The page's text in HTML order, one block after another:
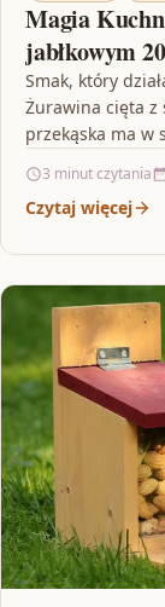
Magia
jabłkowym
Smak, który
Żurawina cięta z
przekąska ma w
3 minut czytania
Czytaj więcej